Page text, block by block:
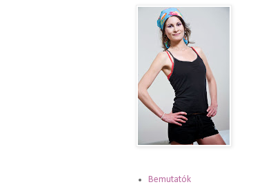
Bemutatók